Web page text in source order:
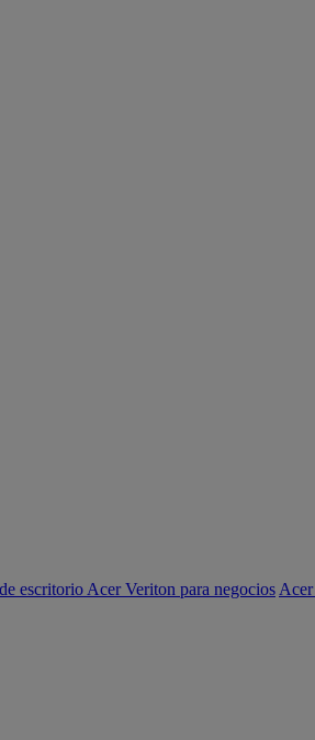
escritorio Acer Veriton para negocios